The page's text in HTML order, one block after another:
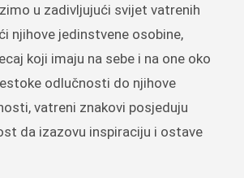
u zadivljujući svijet vatrenih
njihove jedinstvene osobine,
koji imaju na sebe i na one oko
odlučnosti do njihove
vatreni znakovi posjeduju
da izazovu inspiraciju i ostave